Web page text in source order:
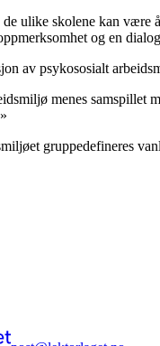
ulike skolene kan være
og en
av psykososialt
menes samspillet
gruppedefineres